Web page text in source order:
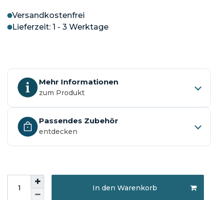
Versandkostenfrei
Lieferzeit: 1 - 3 Werktage
Mehr Informationen
zum Produkt
Passendes Zubehör
entdecken
In den Warenkorb